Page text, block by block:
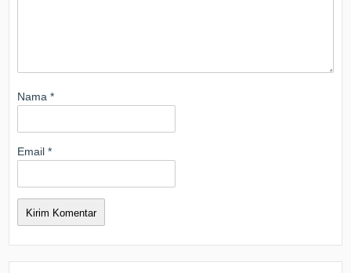
Nama*
Email*